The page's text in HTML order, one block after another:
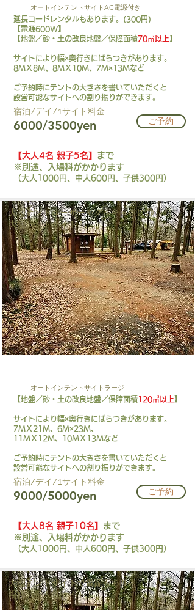
オートインテントサイトAC電源付き
延長コードレンタルもあります。(300円)
【電源600W】
【地盤／砂・土の改良地盤／保障面積70㎡以上】
サイトにより幅×奥行きにばらつきがあります。
8ＭＸ8Ｍ、8ＭＸ10Ｍ、7Ｍ×13Ｍなど
​ご予約時にテントの大きさを書いていただくと
設営可能なサイトへの割り振りができます。
​宿泊/デイ/1サイト料金​
6000/3500yen ご予約
【大人4名 親子5名】
まで
※別途、入場料がかかります
（大人1000円、中人600円、子供300円）
大型テントユーザーやグルキャンに◎
​大型テントサイト！
オートインテントサイトラージ
【地盤／砂・土の改良地盤／保障面積120㎡以上】
サイトにより幅×奥行きにばらつきがあります。
7ＭＸ21Ｍ、6Ｍ×23Ｍ、
11ＭＸ12Ｍ、10ＭＸ13Ｍなど
​ご予約時にテントの大きさを書いていただくと
設営可能なサイトへの割り振りができます。
​宿泊/デイ/1サイト料金​
9000/5000yen ご予約
【大人8名 親子10名】
まで
※別途、入場料がかかります
（大人1000円、中人600円、子供300円）
​大型テントサイトで電源もあり！
​場内一番人気サイト！